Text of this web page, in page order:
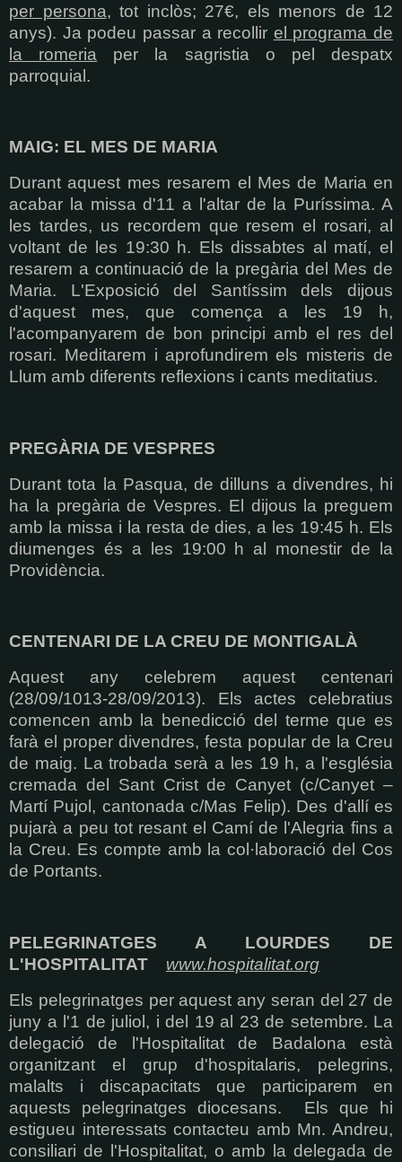
per persona, tot inclòs; 27€, els menors de 12
anys). Ja podeu passar a recollir el programa de
la romeria per la sagristia o pel despatx
parroquial.
MAIG: EL MES DE MARIA
Durant aquest mes resarem el Mes de Maria en
acabar la missa d'11 a l'altar de la Puríssima. A
les tardes, us recordem que resem el rosari, al
voltant de les 19:30 h. Els dissabtes al matí, el
resarem a continuació de la pregària del Mes de
Maria. L'Exposició del Santíssim dels dijous
d'aquest mes, que comença a les 19 h,
l'acompanyarem de bon principi amb el res del
rosari. Meditarem i aprofundirem els misteris de
Llum amb diferents reflexions i cants meditatius.
PREGÀRIA DE VESPRES
Durant tota la Pasqua, de dilluns a divendres, hi
ha la pregària de Vespres. El dijous la preguem
amb la missa i la resta de dies, a les 19:45 h. Els
diumenges és a les 19:00 h al monestir de la
Providència.
CENTENARI DE LA CREU DE MONTIGALÀ
Aquest any celebrem aquest centenari
(28/09/1013-28/09/2013). Els actes celebratius
comencen amb la benedicció del terme que es
farà el proper divendres, festa popular de la Creu
de maig. La trobada serà a les 19 h, a l'església
cremada del Sant Crist de Canyet (c/Canyet –
Martí Pujol, cantonada c/Mas Felip). Des d'allí es
pujarà a peu tot resant el Camí de l'Alegria fins a
la Creu. Es compte amb la col·laboració del Cos
de Portants.
PELEGRINATGES A LOURDES DE
L'HOSPITALITAT www.hospitalitat.org
Els pelegrinatges per aquest any seran del 27 de
juny a l'1 de juliol, i del 19 al 23 de setembre. La
delegació de l'Hospitalitat de Badalona està
organitzant el grup d'hospitalaris, pelegrins,
malalts i discapacitats que participarem en
aquests pelegrinatges diocesans. Els que hi
estigueu interessats contacteu amb Mn. Andreu,
consiliari de l'Hospitalitat, o amb la delegada de